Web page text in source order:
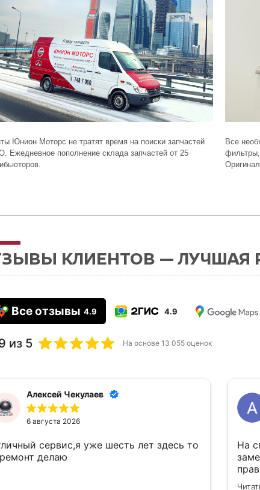
Юнион Моторс не тратят время на поиски запчастей
Ежедневное пополнение склада запчастей от 25
Все
фильтры,
КЛИЕНТОВ — ЛУЧШАЯ
Все отзывы 4.9 4.9
из 5 На основе 13 055 оценок
Алексей Чекулаев
6 августа 2026
сервис,я уже шесть лет здесь то
делаю
На
по